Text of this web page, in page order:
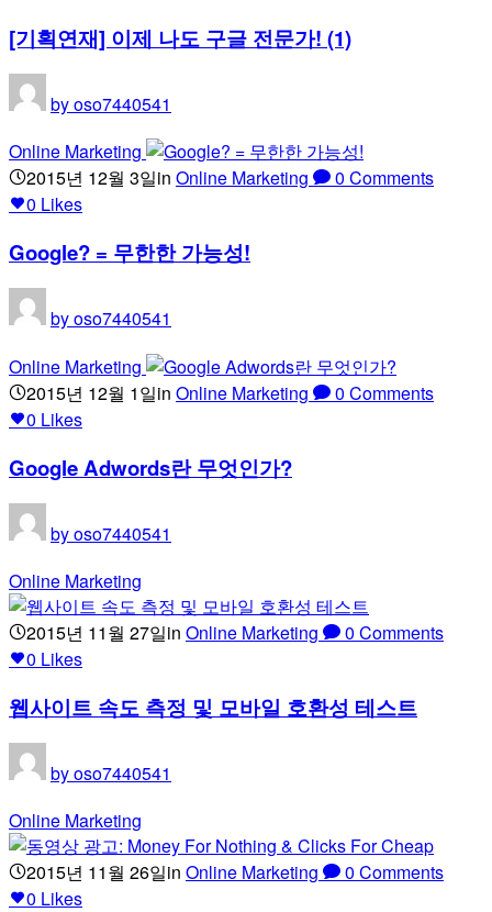
[기획연재] 이제 나도 구글 전문가! (1)
byoso7440541
Online Marketing
2015년 12월 3일in Online Marketing 0 Comments
0 Likes
Google? = 무한한 가능성!
byoso7440541
Online Marketing
2015년 12월 1일in Online Marketing 0 Comments
0 Likes
Google Adwords란 무엇인가?
byoso7440541
Online Marketing
2015년 11월 27일in Online Marketing 0 Comments
0 Likes
웹사이트 속도 측정 및 모바일 호환성 테스트
byoso7440541
Online Marketing
2015년 11월 26일in Online Marketing 0 Comments
0 Likes